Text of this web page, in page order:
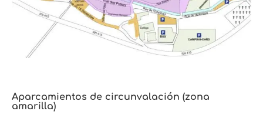
Aparcamientos de circunvalación (zona
amarilla)